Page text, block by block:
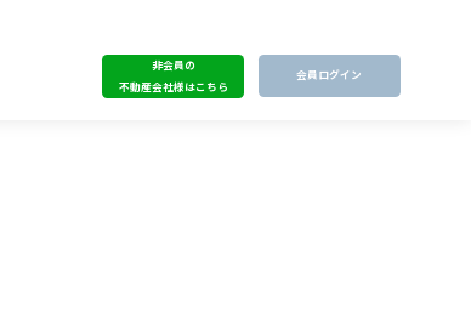
非会員の
不動産会社様はこちら
会員ログイン